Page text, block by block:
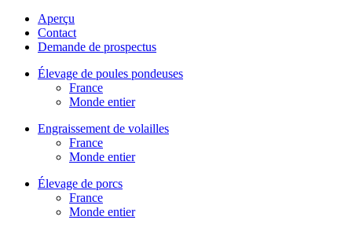
Aperçu
Contact
Demande de prospectus
Élevage de poules pondeuses
France
Monde entier
Engraissement de volailles
France
Monde entier
Élevage de porcs
France
Monde entier